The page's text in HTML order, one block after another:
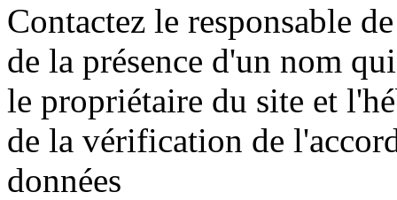
Contactez le responsable
de la présence d'un nom
le propriétaire du site et
de la vérification de
données